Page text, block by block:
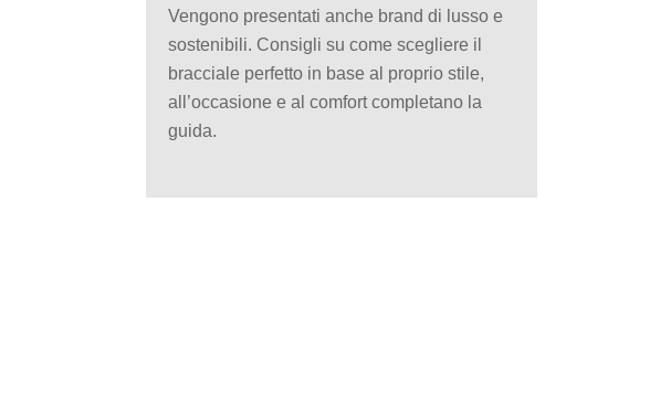
Vengono presentati anche brand di lusso e
sostenibili. Consigli su come scegliere il
bracciale perfetto in base al proprio stile,
all’occasione e al comfort completano la
guida.